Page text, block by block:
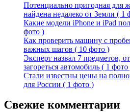
Потенциально пригодная для
найдена недалеко от Земли ( 1
Какие модели iPhone и iPad
фото )
Как проверить машину с
важных шагов ( 10 фото )
Эксперт назвал 7 предметов,
загореться автомобиль ( 1 фото
Стали известны цены на
для России ( 1 фото )
Свежие комментарии